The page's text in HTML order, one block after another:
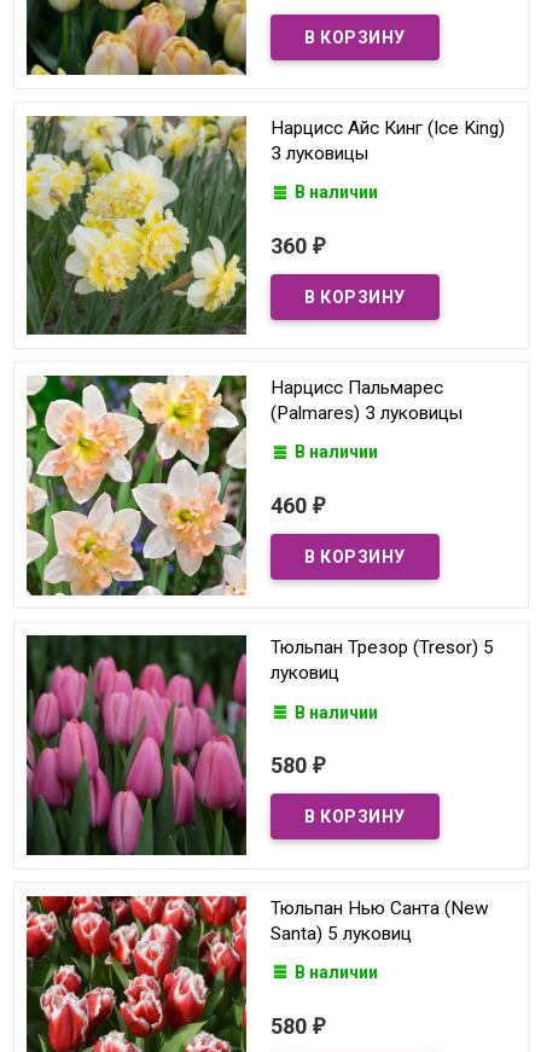
Нарцисс Айс Кинг (Ice King)
3 луковицы
В наличии
360 ₽
Нарцисс Пальмарес
(Palmares) 3 луковицы
В наличии
460 ₽
Тюльпан Трезор (Tresor) 5
луковиц
В наличии
580 ₽
Тюльпан Нью Санта (New
Santa) 5 луковиц
В наличии
580 ₽